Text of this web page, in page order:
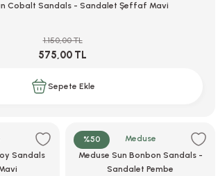
Cobalt Sandals - Sandalet Şeffaf Mavi
575,00 TL
1.150,00 TL
Sepete Ekle
Sandals
%50
Meduse
Meduse Sun Bonbon Sandals -
Sandalet Pembe